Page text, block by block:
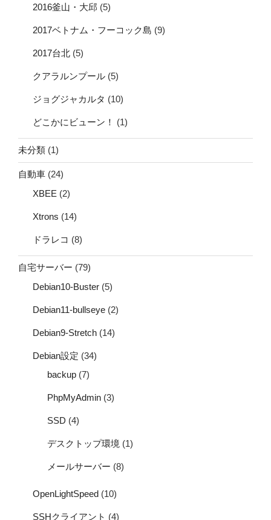
2016釜山・大邱 (5)
2017ベトナム・フーコック島 (9)
2017台北 (5)
クアラルンプール (5)
ジョグジャカルタ (10)
どこかにビューン！ (1)
未分類 (1)
自動車 (24)
XBEE (2)
Xtrons (14)
ドラレコ (8)
自宅サーバー (79)
Debian10-Buster (5)
Debian11-bullseye (2)
Debian9-Stretch (14)
Debian設定 (34)
backup (7)
PhpMyAdmin (3)
SSD (4)
デスクトップ環境 (1)
メールサーバー (8)
OpenLightSpeed (10)
SSHクライアント (4)